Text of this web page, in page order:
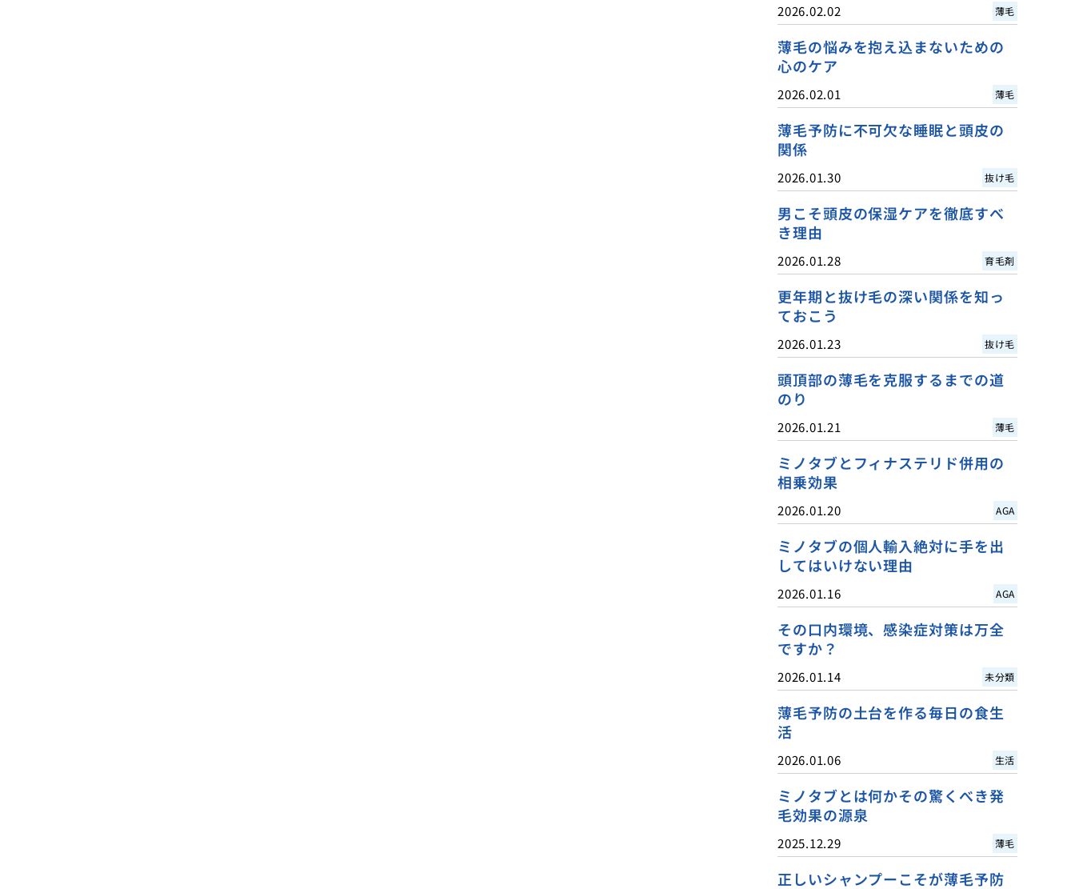
2026.02.02 薄毛
薄毛の悩みを抱え込まないための
心のケア
2026.02.01 薄毛
薄毛予防に不可欠な睡眠と頭皮の
関係
2026.01.30 抜け毛
男こそ頭皮の保湿ケアを徹底すべ
き理由
2026.01.28 育毛剤
更年期と抜け毛の深い関係を知っ
ておこう
2026.01.23 抜け毛
頭頂部の薄毛を克服するまでの道
のり
2026.01.21 薄毛
ミノタブとフィナステリド併用の
相乗効果
2026.01.20 AGA
ミノタブの個人輸入絶対に手を出
してはいけない理由
2026.01.16 AGA
その口内環境、感染症対策は万全
ですか？
2026.01.14 未分類
薄毛予防の土台を作る毎日の食生
活
2026.01.06 生活
ミノタブとは何かその驚くべき発
毛効果の源泉
2025.12.29 薄毛
正しいシャンプーこそが薄毛予防